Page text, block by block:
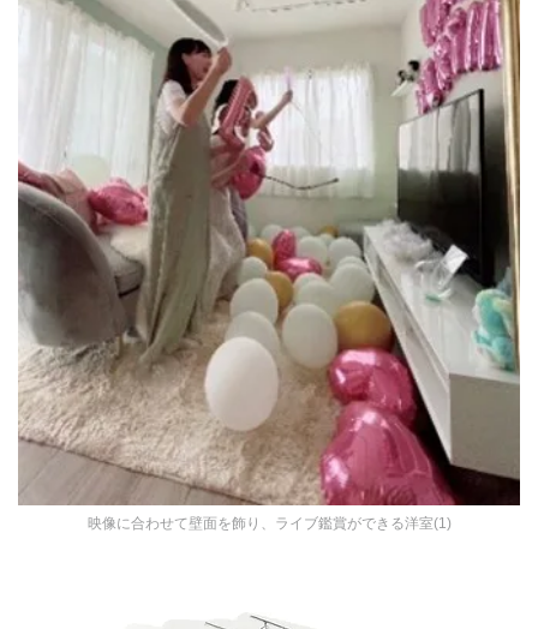
映像に合わせて壁面を飾り、ライブ鑑賞ができる洋室(1)